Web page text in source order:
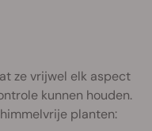
ze vrijwel elk aspect
kunnen houden.
planten: